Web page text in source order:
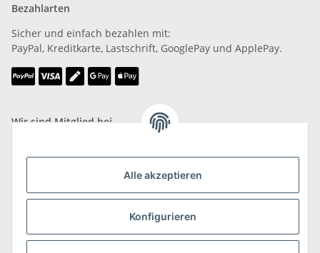
Alle akzeptieren
Konfigurieren
Bezahlarten
Sicher und einfach bezahlen mit:
PayPal, Kreditkarte, Lastschrift, GooglePay und ApplePay.
Wir sind Mitglied bei
mehr zu Versand & Retoure